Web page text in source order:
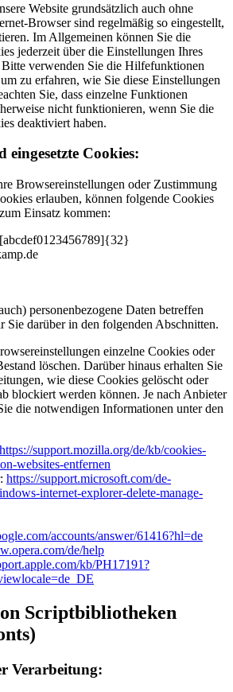
Website grundsätzlich auch ohne
Browser sind regelmäßig so eingestellt,
Im Allgemeinen können Sie die
jederzeit über die Einstellungen Ihres
verwenden Sie die Hilfefunktionen
zu erfahren, wie Sie diese Einstellungen
Sie, dass einzelne Funktionen
nicht funktionieren, wenn Sie die
deaktiviert haben.
eingesetzte Cookies:
Browsereinstellungen oder Zustimmung
erlauben, können folgende Cookies
Einsatz kommen:
personenbezogene Daten betreffen
Sie darüber in den folgenden Abschnitten.
einzelne Cookies oder
löschen. Darüber hinaus erhalten Sie
wie diese Cookies gelöscht oder
blockiert werden können. Je nach Anbieter
die notwendigen Informationen unter den
https://support.mozilla.org/de/kb/cookies-
websites-entfernen
https://support.microsoft.com/de-
internet-explorer-delete-manage-
accounts/answer/61416?hl=de
de/help
kb/PH17191?
Scriptbibliotheken
Verarbeitung: